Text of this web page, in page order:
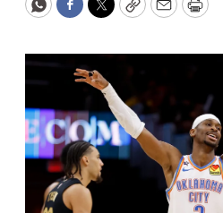
WhatsApp
Facebook
Twitter
CopyEmailPrint